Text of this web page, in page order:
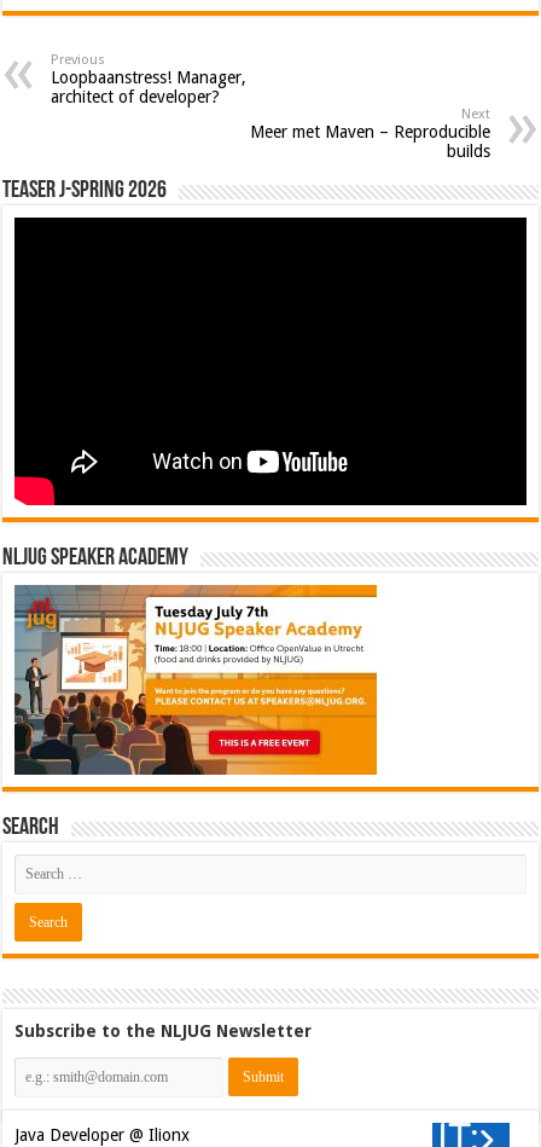
Previous
Loopbaanstress! Manager,
architect of developer?
Next
Meer met Maven – Reproducible
builds
Teaser J-Spring 2026
NLJUG Speaker Academy
Search
Subscribe to the NLJUG Newsletter
Java Developer @ Ilionx